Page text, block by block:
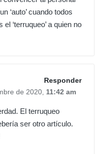
‘auto’ cuando todos
‘terruqueo’ a quien no
Responder
de 2020, 11:42 am
El terruqueo
ser otro artículo.